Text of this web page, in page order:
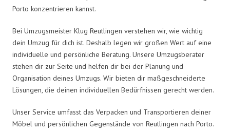
Porto konzentrieren kannst.
Bei Umzugsmeister Klug Reutlingen verstehen wir, wie wichtig
dein Umzug für dich ist. Deshalb legen wir großen Wert auf eine
individuelle und persönliche Beratung. Unsere Umzugsberater
stehen dir zur Seite und helfen dir bei der Planung und
Organisation deines Umzugs. Wir bieten dir maßgeschneiderte
Lösungen, die deinen individuellen Bedürfnissen gerecht werden.
Unser Service umfasst das Verpacken und Transportieren deiner
Möbel und persönlichen Gegenstände von Reutlingen nach Porto.